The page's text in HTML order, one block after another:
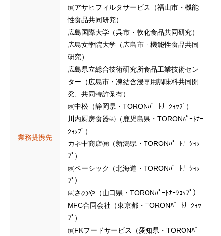
業務提携先
㈲アサヒフィルタサービス（福山市・機能
性食品共同研究）
広島国際大学（呉市・軟化食品共同研究）
広島女学院大学（広島市・機能性食品共同
研究）
広島県立総合技術研究所食品工業技術セン
ター（広島市・凍結含浸専用調味料共同開
発、共同特許保有）
㈱中松（静岡県・TORONﾊﾟｰﾄﾅｰｼｮｯﾌﾟ）
川内厨房食器㈱（鹿児島県・TORONﾊﾟｰﾄﾅｰ
ｼｮｯﾌﾟ）
カネ中商店㈱（新潟県・TORONﾊﾟｰﾄﾅｰｼｮｯ
ﾌﾟ）
㈱ベーシック（北海道・TORONﾊﾟｰﾄﾅｰｼｮｯ
ﾌﾟ）
㈱さのや（山口県・TORONﾊﾟｰﾄﾅｰｼｮｯﾌﾟ）
MFC合同会社（東京都・TORONﾊﾟｰﾄﾅｰｼｮｯ
ﾌﾟ）
㈲FKフードサービス（愛知県・TORONﾊﾟｰ